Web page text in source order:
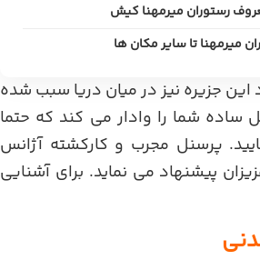
رستوران میرمهنا کیش
میرمهنا تا سایر مکان ها
جزیره نیز در میان دریا سبب شده
شما را وادار می کند که حتما
پرسنل مجرب و کارکشته آژانس
پیشنهاد می نماید. برای آشنایی